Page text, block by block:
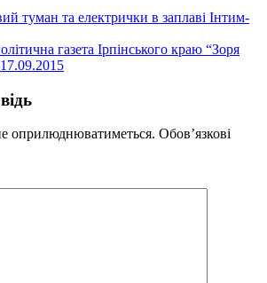
туман та електрички в заплаві Інтим-
газета Ірпінського краю “Зоря
оприлюднюватиметься. Обов’язкові